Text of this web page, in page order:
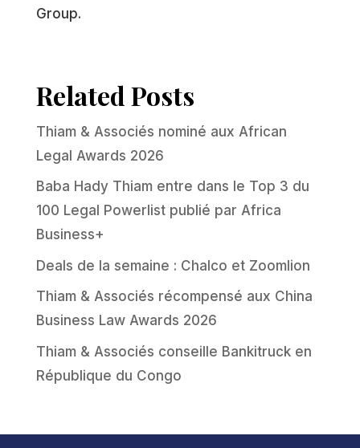
Group.
Related Posts
Thiam & Associés nominé aux African
Legal Awards 2026
Baba Hady Thiam entre dans le Top 3 du
100 Legal Powerlist publié par Africa
Business+
Deals de la semaine : Chalco et Zoomlion
Thiam & Associés récompensé aux China
Business Law Awards 2026
Thiam & Associés conseille Bankitruck en
République du Congo